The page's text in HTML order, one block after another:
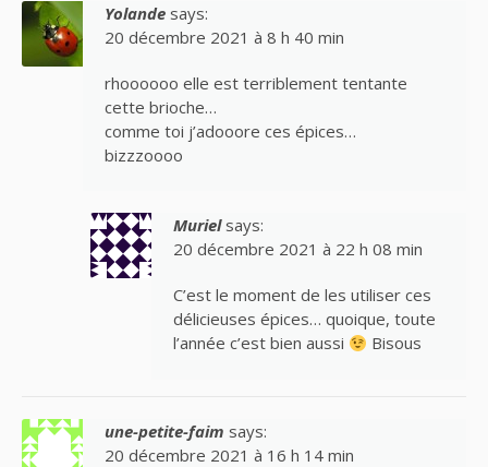
Yolande says:
20 décembre 2021 à 8 h 40 min
rhoooooo elle est terriblement tentante
cette brioche…
comme toi j’adooore ces épices…
bizzzoooo
Muriel says:
20 décembre 2021 à 22 h 08 min
C’est le moment de les utiliser ces
délicieuses épices… quoique, toute
l’année c’est bien aussi
Bisous
une-petite-faim says:
20 décembre 2021 à 16 h 14 min